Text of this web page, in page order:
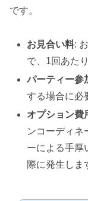
です。
お見合い料:
で、1回あた
パーティー参
する場合に必
オプション費
ンコーディネ
ーによる手厚
際に発生しま